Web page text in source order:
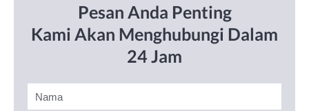
Pesan Anda Penting
Kami Akan Menghubungi Dalam
24 Jam